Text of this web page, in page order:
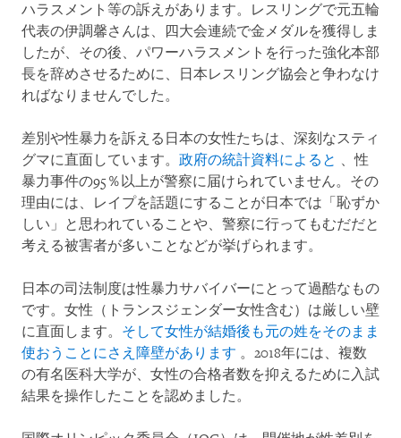
ハラスメント等の訴えがあります。レスリングで元五輪
代表の伊調馨さんは、四大会連続で金メダルを獲得しま
したが、その後、パワーハラスメントを行った強化本部
長を辞めさせるために、日本レスリング協会と争わなけ
ればなりませんでした。
差別や性暴力を訴える日本の女性たちは、深刻なスティ
グマに直面しています。 政府の統計資料によると 、性
暴力事件の95％以上が警察に届けられていません。その
理由には、レイプを話題にすることが日本では「恥ずか
しい」と思われていることや、警察に行ってもむだだと
考える被害者が多いことなどが挙げられます。
日本の司法制度は性暴力サバイバーにとって過酷なもの
です。女性（トランスジェンダー女性含む）は厳しい壁
に直面します。 そして女性が結婚後も元の姓をそのまま
使おうことにさえ障壁があります 。2018年には、複数
の有名医科大学が、女性の合格者数を抑えるために入試
結果を操作したことを認めました。